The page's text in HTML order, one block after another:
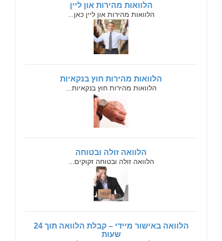
הלוואות מהירות און ליין
הלוואות מהירות און ליין כאן...
הלוואות מהירות חוץ בנקאיות
הלוואות מהירות חוץ בנקאיות...
הלוואה זולה ובטוחה
הלוואה זולה ובטוחה זקוקים...
הלוואה באישור מיידי – קבלת הלוואה תוך 24
שעות